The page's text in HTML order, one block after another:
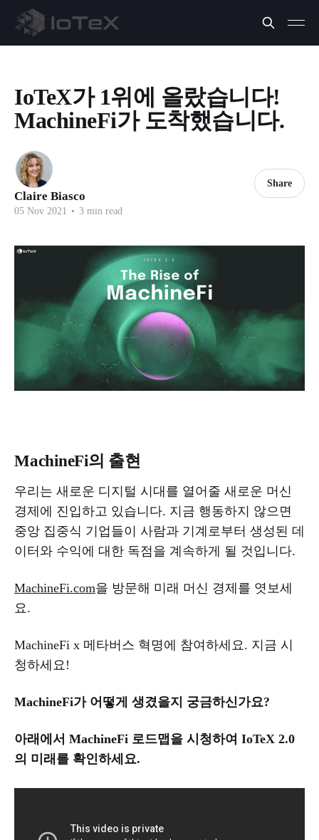
IoTeX가 1위에 올랐습니다!
MachineFi가 도착했습니다.
Claire Biasco
05 Nov 2021 • 3 min read
Share
MachineFi의 출현
우리는 새로운 디지털 시대를 열어줄 새로운 머신
경제에 진입하고 있습니다. 지금 행동하지 않으면
중앙 집중식 기업들이 사람과 기계로부터 생성된 데
이터와 수익에 대한 독점을 계속하게 될 것입니다.
MachineFi.com을 방문해 미래 머신 경제를 엿보세
요.
MachineFi x 메타버스 혁명에 참여하세요. 지금 시
청하세요!
MachineFi가 어떻게 생겼을지 궁금하신가요?
아래에서 MachineFi 로드맵을 시청하여 IoTeX 2.0
의 미래를 확인하세요.